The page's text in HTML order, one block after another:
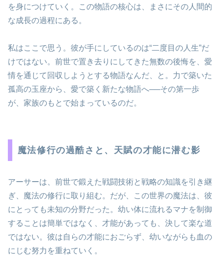
を身につけていく。この物語の核心は、まさにその人間的
な成長の過程にある。
私はここで思う。彼が手にしているのは“二度目の人生”だ
けではない。前世で置き去りにしてきた無数の後悔を、愛
情を通じて回収しようとする物語なんだ、と。力で築いた
孤高の玉座から、愛で築く新たな物語へ──その第一歩
が、家族のもとで始まっているのだ。
魔法修行の過酷さと、天賦の才能に潜む影
アーサーは、前世で鍛えた戦闘技術と戦略の知識を引き継
ぎ、魔法の修行に取り組む。だが、この世界の魔法は、彼
にとっても未知の分野だった。幼い体に流れるマナを制御
することは簡単ではなく、才能があっても、決して楽な道
ではない。彼は自らの才能におごらず、幼いながらも血の
にじむ努力を重ねていく。